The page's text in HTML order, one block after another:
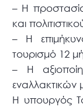
– Η
και
– Η
τουρισμό 12
– Η
Η υπουργός